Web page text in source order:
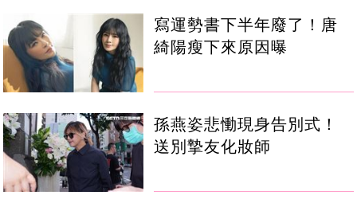
寫運勢書下半年廢了！唐
綺陽瘦下來原因曝
孫燕姿悲慟現身告別式！
送別摯友化妝師